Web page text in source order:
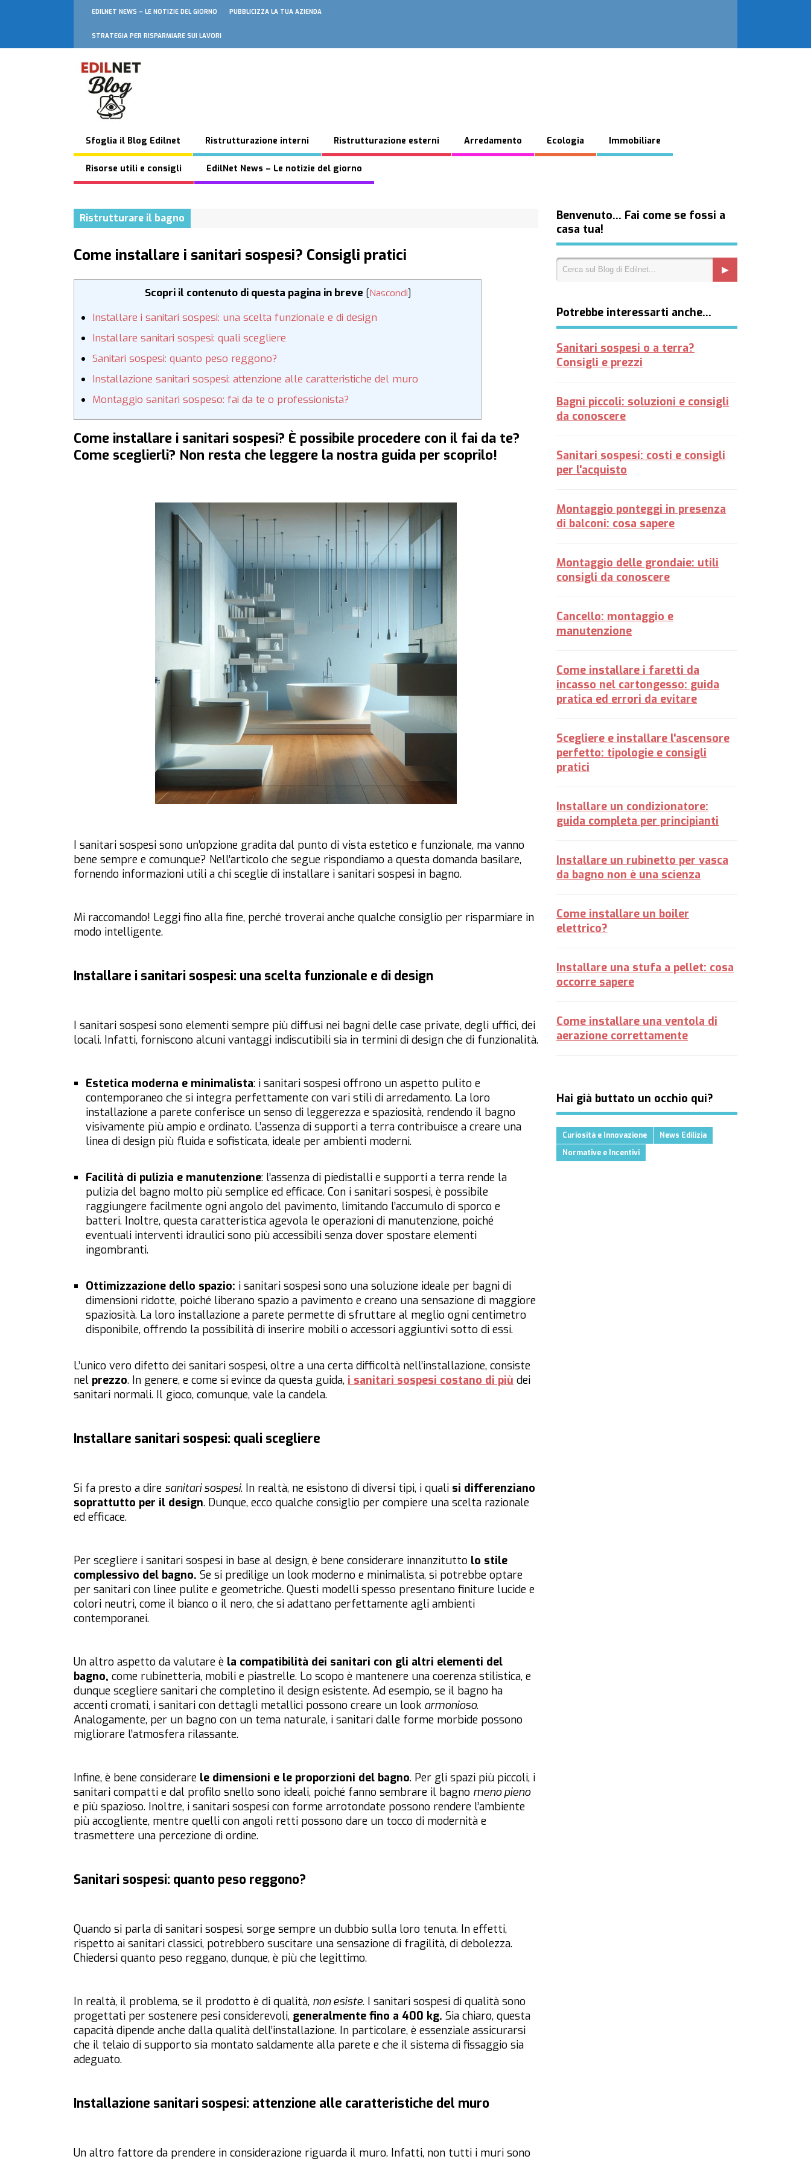
EDILNET NEWS – LE NOTIZIE DEL GIORNO PUBBLICIZZA LA TUA AZIENDA
STRATEGIA PER RISPARMIARE SUI LAVORI
Sfoglia il Blog Edilnet Ristrutturazione interni Ristrutturazione esterni Arredamento Ecologia Immobiliare
Risorse utili e consigli EdilNet News – Le notizie del giorno
Ristrutturare il bagno
Come installare i sanitari sospesi? Consigli pratici
Scopri il contenuto di questa pagina in breve [Nascondi]
Installare i sanitari sospesi: una scelta funzionale e di design
Installare sanitari sospesi: quali scegliere
Sanitari sospesi: quanto peso reggono?
Installazione sanitari sospesi: attenzione alle caratteristiche del muro
Montaggio sanitari sospeso: fai da te o professionista?
Come installare i sanitari sospesi? È possibile procedere con il fai da te?
Come sceglierli? Non resta che leggere la nostra guida per scoprilo!
I sanitari sospesi sono un’opzione gradita dal punto di vista estetico e funzionale, ma vanno
bene sempre e comunque? Nell’articolo che segue rispondiamo a questa domanda basilare,
fornendo informazioni utili a chi sceglie di installare i sanitari sospesi in bagno.
Mi raccomando! Leggi fino alla fine, perché troverai anche qualche consiglio per risparmiare in
modo intelligente.
Installare i sanitari sospesi: una scelta funzionale e di design
I sanitari sospesi sono elementi sempre più diffusi nei bagni delle case private, degli uffici, dei
locali. Infatti, forniscono alcuni vantaggi indiscutibili sia in termini di design che di funzionalità.
Estetica moderna e minimalista: i sanitari sospesi offrono un aspetto pulito e
contemporaneo che si integra perfettamente con vari stili di arredamento. La loro
installazione a parete conferisce un senso di leggerezza e spaziosità, rendendo il bagno
visivamente più ampio e ordinato. L’assenza di supporti a terra contribuisce a creare una
linea di design più fluida e sofisticata, ideale per ambienti moderni.
Facilità di pulizia e manutenzione: l’assenza di piedistalli e supporti a terra rende la
pulizia del bagno molto più semplice ed efficace. Con i sanitari sospesi, è possibile
raggiungere facilmente ogni angolo del pavimento, limitando l’accumulo di sporco e
batteri. Inoltre, questa caratteristica agevola le operazioni di manutenzione, poiché
eventuali interventi idraulici sono più accessibili senza dover spostare elementi
ingombranti.
Ottimizzazione dello spazio: i sanitari sospesi sono una soluzione ideale per bagni di
dimensioni ridotte, poiché liberano spazio a pavimento e creano una sensazione di maggiore
spaziosità. La loro installazione a parete permette di sfruttare al meglio ogni centimetro
disponibile, offrendo la possibilità di inserire mobili o accessori aggiuntivi sotto di essi.
L’unico vero difetto dei sanitari sospesi, oltre a una certa difficoltà nell’installazione, consiste
nel prezzo. In genere, e come si evince da questa guida, i sanitari sospesi costano di più dei
sanitari normali. Il gioco, comunque, vale la candela.
Installare sanitari sospesi: quali scegliere
Si fa presto a dire sanitari sospesi. In realtà, ne esistono di diversi tipi, i quali si differenziano
soprattutto per il design. Dunque, ecco qualche consiglio per compiere una scelta razionale
ed efficace.
Per scegliere i sanitari sospesi in base al design, è bene considerare innanzitutto lo stile
complessivo del bagno. Se si predilige un look moderno e minimalista, si potrebbe optare
per sanitari con linee pulite e geometriche. Questi modelli spesso presentano finiture lucide e
colori neutri, come il bianco o il nero, che si adattano perfettamente agli ambienti
contemporanei.
Un altro aspetto da valutare è la compatibilità dei sanitari con gli altri elementi del
bagno, come rubinetteria, mobili e piastrelle. Lo scopo è mantenere una coerenza stilistica, e
dunque scegliere sanitari che completino il design esistente. Ad esempio, se il bagno ha
accenti cromati, i sanitari con dettagli metallici possono creare un look armonioso.
Analogamente, per un bagno con un tema naturale, i sanitari dalle forme morbide possono
migliorare l’atmosfera rilassante.
Infine, è bene considerare le dimensioni e le proporzioni del bagno. Per gli spazi più piccoli, i
sanitari compatti e dal profilo snello sono ideali, poiché fanno sembrare il bagno meno pieno
e più spazioso. Inoltre, i sanitari sospesi con forme arrotondate possono rendere l’ambiente
più accogliente, mentre quelli con angoli retti possono dare un tocco di modernità e
trasmettere una percezione di ordine.
Sanitari sospesi: quanto peso reggono?
Quando si parla di sanitari sospesi, sorge sempre un dubbio sulla loro tenuta. In effetti,
rispetto ai sanitari classici, potrebbero suscitare una sensazione di fragilità, di debolezza.
Chiedersi quanto peso reggano, dunque, è più che legittimo.
In realtà, il problema, se il prodotto è di qualità, non esiste. I sanitari sospesi di qualità sono
progettati per sostenere pesi considerevoli, generalmente fino a 400 kg. Sia chiaro, questa
capacità dipende anche dalla qualità dell’installazione. In particolare, è essenziale assicurarsi
che il telaio di supporto sia montato saldamente alla parete e che il sistema di fissaggio sia
adeguato.
Installazione sanitari sospesi: attenzione alle caratteristiche del muro
Un altro fattore da prendere in considerazione riguarda il muro. Infatti, non tutti i muri sono
Benvenuto… Fai come se fossi a
casa tua!
Potrebbe interessarti anche…
Sanitari sospesi o a terra?
Consigli e prezzi
Bagni piccoli: soluzioni e consigli
da conoscere
Sanitari sospesi: costi e consigli
per l'acquisto
Montaggio ponteggi in presenza
di balconi: cosa sapere
Montaggio delle grondaie: utili
consigli da conoscere
Cancello: montaggio e
manutenzione
Come installare i faretti da
incasso nel cartongesso: guida
pratica ed errori da evitare
Scegliere e installare l'ascensore
perfetto: tipologie e consigli
pratici
Installare un condizionatore:
guida completa per principianti
Installare un rubinetto per vasca
da bagno non è una scienza
Come installare un boiler
elettrico?
Installare una stufa a pellet: cosa
occorre sapere
Come installare una ventola di
aerazione correttamente
Hai già buttato un occhio qui?
Curiosità e Innovazione
News Edilizia
Normative e Incentivi